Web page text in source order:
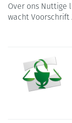
Over ons Nuttige
wacht Voorschrift